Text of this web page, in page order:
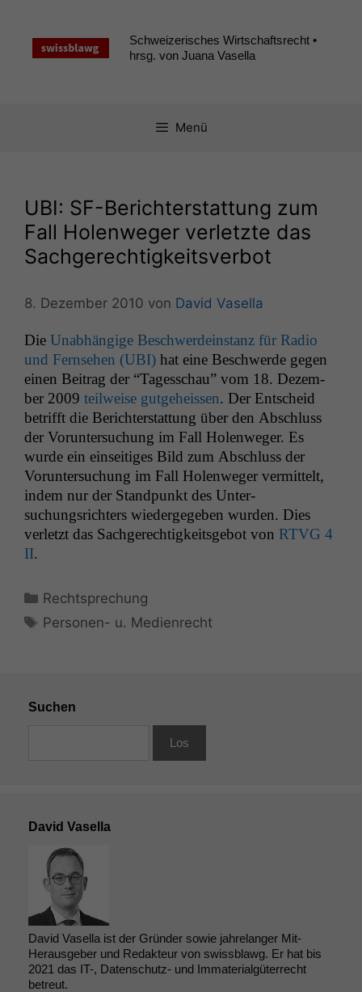
springen
Schweizerisches Wirtschaftsrecht •
hrsg. von Juana Vasella
Menü
UBI: SF-Berichterstattung zum
Fall Holenweger verletzte das
Sachgerechtigkeitsverbot
8. Dezember 2010 von David Vasella
Die Unab­hängige Beschw­erde­in­stanz für Radio
und Fernse­hen (UBI) hat eine Beschw­erde gegen
einen Beitrag der “Tagess­chau” vom 18. Dezem­
ber 2009 teil­weise gut­ge­heis­sen. Der Entscheid
bet­rifft die Berichter­stat­tung über den Abschluss
der Vorun­ter­suchung im Fall Holen­weger. Es
wurde ein ein­seit­iges Bild zum Abschluss der
Vorun­ter­suchung im Fall Holen­weger ver­mit­telt,
indem nur der Stand­punkt des Unter­
suchungsrichters wiedergegeben wur­den. Dies
ver­let­zt das Sachgerechtigkeits­ge­bot von RTVG 4
II.
Kategorien
Rechtsprechung
Schlagwörter
Personen- u. Medienrecht
Suchen
David Vasella
David Vasella ist der Gründer sowie jahrelanger Mit-
Herausgeber und Redakteur von swissblawg. Er hat bis
2021 das IT-, Datenschutz- und Immaterialgüterrecht
betreut.